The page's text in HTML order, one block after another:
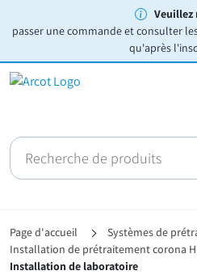
Veuillez
passer une commande et consulter
qu'après
Page d'accueil
Systèmes de
Installation de prétraitement corona
Installation de laboratoire